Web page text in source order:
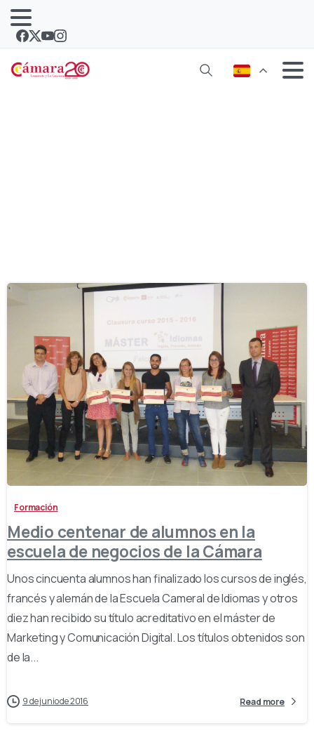
Formación
Medio centenar de alumnos en la
escuela de negocios de la Cámara
Unos cincuenta alumnos han finalizado los cursos de inglés,
francés y alemán de la Escuela Cameral de Idiomas y otros
diez han recibido su título acreditativo en el máster de
Marketing y Comunicación Digital. Los títulos obtenidos son
de la...
9 de junio de 2016 Read more